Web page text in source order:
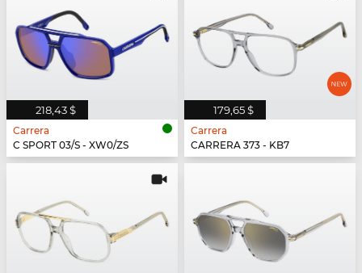
218,43 $
Carrera
C SPORT 03/S - XW0/ZS
179,65 $
Carrera
CARRERA 373 - KB7